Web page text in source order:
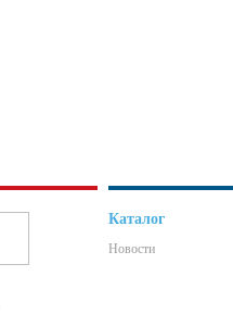
Каталог
Новости